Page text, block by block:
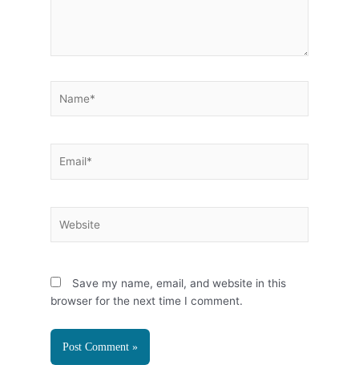
Save my name, email, and website in this
browser for the next time I comment.